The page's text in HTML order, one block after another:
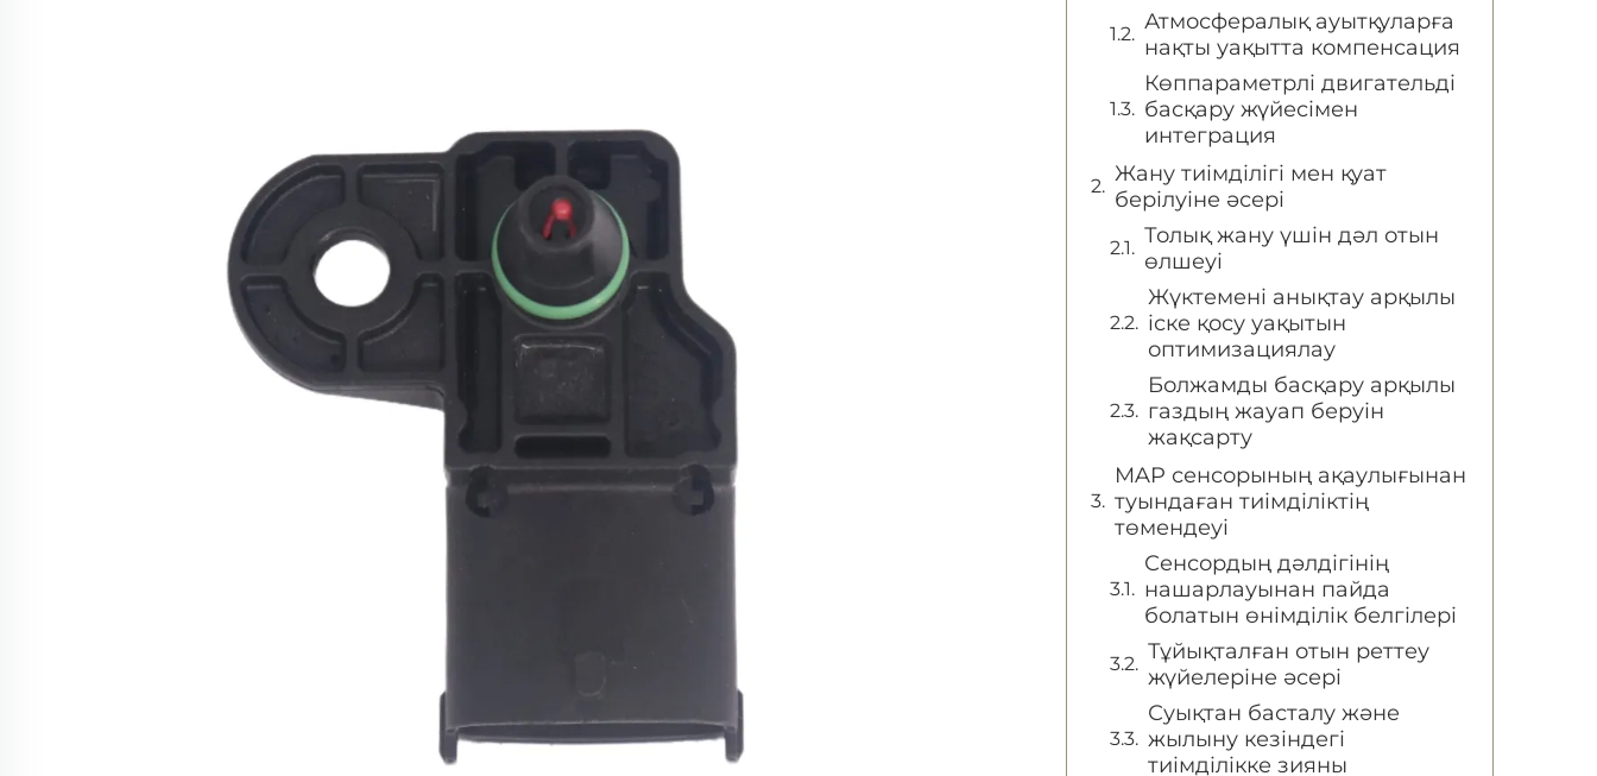
Атмосфералық ауытқуларға
нақты уақытта компенсация
Көппараметрлі двигательді
басқару жүйесімен
интеграция
Жану тиімділігі мен қуат
берілуіне әсері
Толық жану үшін дәл отын
өлшеуі
Жүктемені анықтау арқылы
іске қосу уақытын
оптимизациялау
Болжамды басқару арқылы
газдың жауап беруін
жақсарту
MAP сенсорының ақаулығынан
туындаған тиімділіктің
төмендеуі
Сенсордың дәлдігінің
нашарлауынан пайда
болатын өнімділік белгілері
Тұйықталған отын реттеу
жүйелеріне әсері
Суықтан басталу және
жылыну кезіндегі
тиімділікке зияны